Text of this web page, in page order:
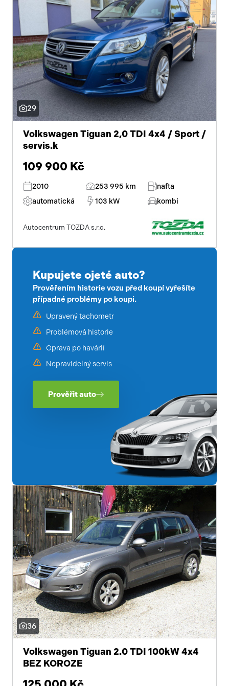
29
Volkswagen Tiguan 2,0 TDI 4x4 / Sport /
servis.k
109 900 Kč
2010 253 995 km
nafta
automatická
103 kW kombi
Autocentrum TOZDA s.r.o.
Kupujete ojeté auto?
Prověřením historie vozu před koupí vyřešíte
případné problémy po koupi.
Upravený tachometr
Problémová historie
Oprava po havárií
Nepravidelný servis
Prověřit auto
36
Volkswagen Tiguan 2.0 TDI 100kW 4x4
BEZ KOROZE